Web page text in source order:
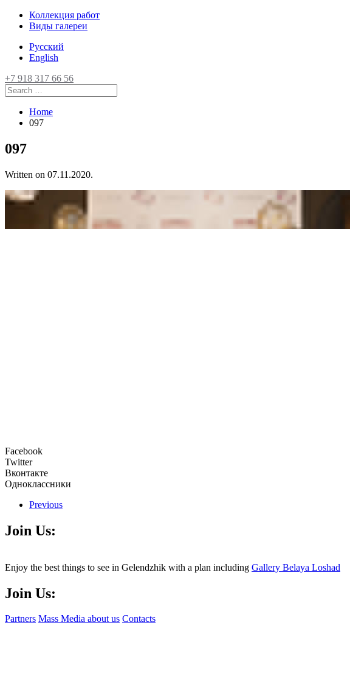
Коллекция работ
Виды галереи
Русский
English
+7 918 317 66 56
Home
097
097
Written on 07.11.2020.
Facebook
Twitter
Вконтакте
Одноклассники
Previous
Join Us:
Enjoy the best things to see in Gelendzhik with a plan including Gallery Belaya Loshad
Join Us:
Partners Mass Media about us Contacts